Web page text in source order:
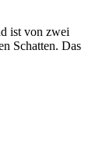
ist von zwei
Schatten. Das